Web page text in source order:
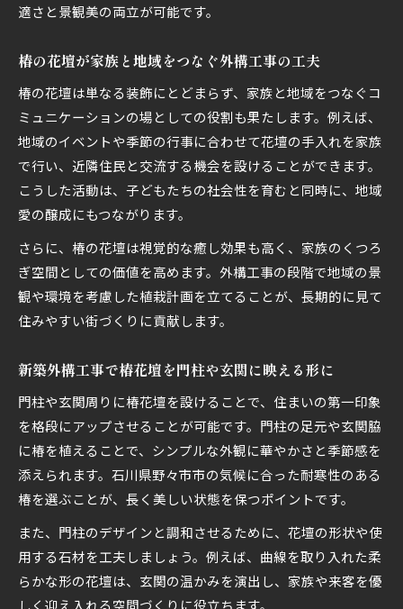
適さと景観美の両立が可能です。
椿の花壇が家族と地域をつなぐ外構工事の工夫
椿の花壇は単なる装飾にとどまらず、家族と地域をつなぐコ
ミュニケーションの場としての役割も果たします。例えば、
地域のイベントや季節の行事に合わせて花壇の手入れを家族
で行い、近隣住民と交流する機会を設けることができます。
こうした活動は、子どもたちの社会性を育むと同時に、地域
愛の醸成にもつながります。
さらに、椿の花壇は視覚的な癒し効果も高く、家族のくつろ
ぎ空間としての価値を高めます。外構工事の段階で地域の景
観や環境を考慮した植栽計画を立てることが、長期的に見て
住みやすい街づくりに貢献します。
新築外構工事で椿花壇を門柱や玄関に映える形に
門柱や玄関周りに椿花壇を設けることで、住まいの第一印象
を格段にアップさせることが可能です。門柱の足元や玄関脇
に椿を植えることで、シンプルな外観に華やかさと季節感を
添えられます。石川県野々市市の気候に合った耐寒性のある
椿を選ぶことが、長く美しい状態を保つポイントです。
また、門柱のデザインと調和させるために、花壇の形状や使
用する石材を工夫しましょう。例えば、曲線を取り入れた柔
らかな形の花壇は、玄関の温かみを演出し、家族や来客を優
しく迎え入れる空間づくりに役立ちます。